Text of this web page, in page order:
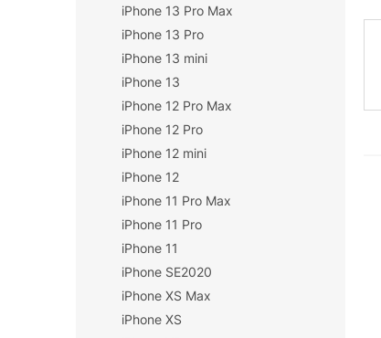
iPhone 13 Pro Max
iPhone 13 Pro
iPhone 13 mini
iPhone 13
iPhone 12 Pro Max
iPhone 12 Pro
iPhone 12 mini
iPhone 12
iPhone 11 Pro Max
iPhone 11 Pro
iPhone 11
iPhone SE2020
iPhone XS Max
iPhone XS